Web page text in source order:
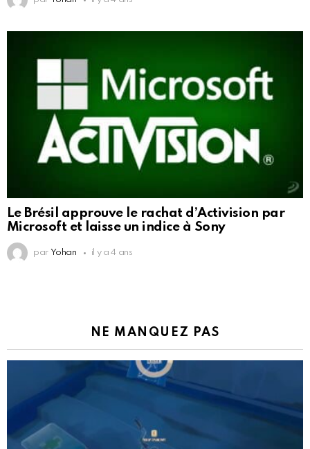
Le Brésil approuve le rachat d’Activision par
Microsoft et laisse un indice à Sony
par Yohan il y a 4 ans
NE MANQUEZ PAS